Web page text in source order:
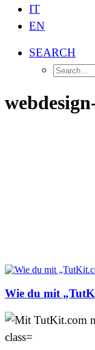
IT
EN
SEARCH
Wie du mit